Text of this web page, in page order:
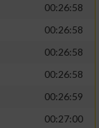
00:26:58
00:26:58
00:26:58
00:26:58
00:26:59
00:27:00